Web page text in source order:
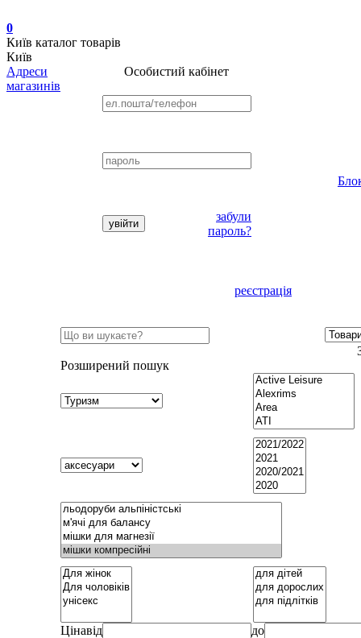
0
Київ каталог товарів
Київ
Адреси
магазинів
Особистий кабінет
забули
пароль?
реєстрація
Розширений пошук
Цінавід
до